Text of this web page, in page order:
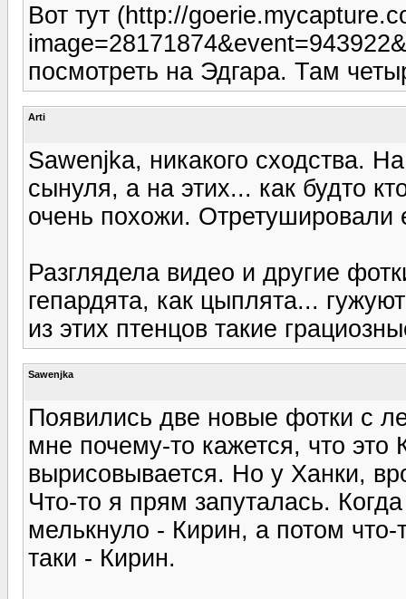
Вот тут (http://
посмотреть на Эдгара. Там
Arti
Sawenjka, никакого сходства.
сынуля, а на этих... как будто
очень похожи. Отретушировали
Разглядела видео и другие
гепардята, как цыплята...
из этих птенцов такие
Sawenjka
Появились две новые фотки с
мне почему-то кажется, что это
вырисовывается. Но у Ханки,
Что-то я прям запуталась.
мелькнуло - Кирин, а потом
таки - Кирин.